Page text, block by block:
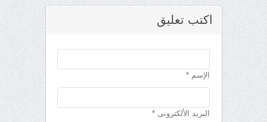
اكتب تعليق
الإسم *
البريد الألكترونى *